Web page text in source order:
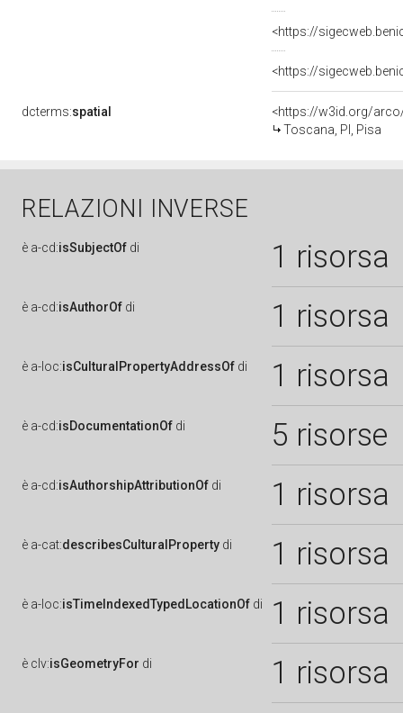
dcterms:spatial
<https://w3id.org/
Toscana, PI, Pisa
RELAZIONI INVERSE
è a-cd:isSubjectOf di 1 risorsa
è a-cd:isAuthorOf di 1 risorsa
è a-loc:isCulturalPropertyAddressOf di 1 risorsa
è a-cd:isDocumentationOf di 5 risorse
è a-cd:isAuthorshipAttributionOf di 1 risorsa
è a-cat:describesCulturalProperty di 1 risorsa
è a-loc:isTimeIndexedTypedLocationOf di 1 risorsa
è clv:isGeometryFor di 1 risorsa